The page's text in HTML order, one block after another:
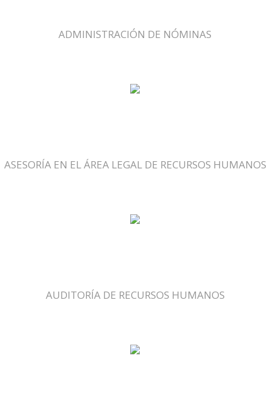
ADMINISTRACIÓN DE NÓMINAS
ASESORÍA EN EL ÁREA LEGAL DE RECURSOS HUMANOS
AUDITORÍA DE RECURSOS HUMANOS